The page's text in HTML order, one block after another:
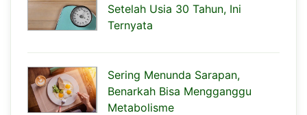
Setelah Usia 30 Tahun, Ini
Ternyata
Sering Menunda Sarapan,
Benarkah Bisa Mengganggu
Metabolisme